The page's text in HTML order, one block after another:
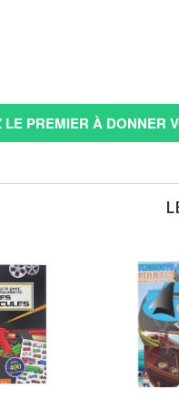
LE PREMIER À DONNER